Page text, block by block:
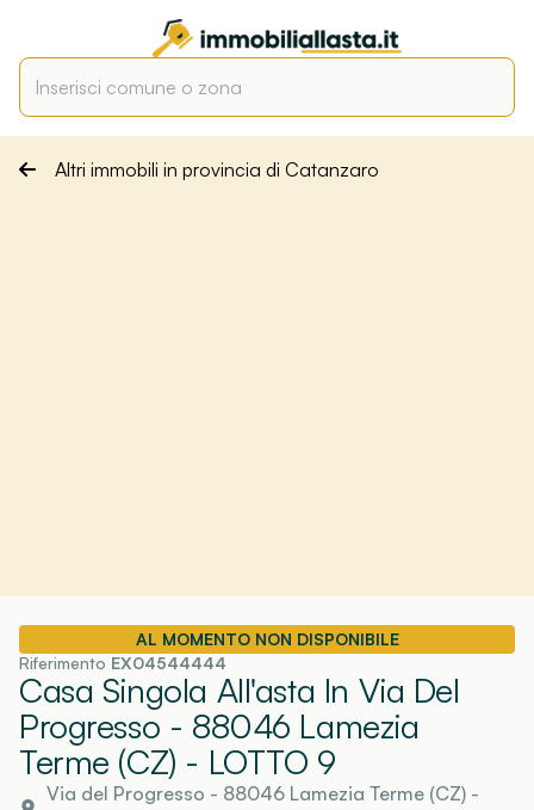
Altri immobili in provincia di Catanzaro
AL MOMENTO NON DISPONIBILE
Riferimento EX04544444
Casa Singola All'asta In Via Del
Progresso - 88046 Lamezia
Terme (CZ) - LOTTO 9
Via del Progresso - 88046 Lamezia Terme (CZ)-